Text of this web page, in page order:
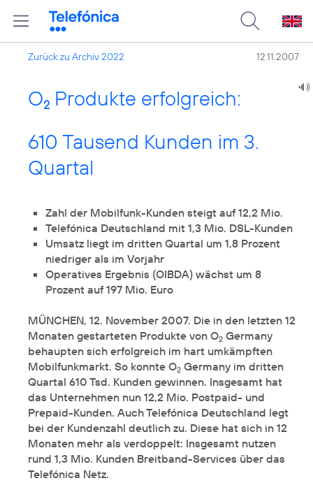
Zurück zu Archiv 2022 12.11.2007
O2 Produkte erfolgreich:
610 Tausend Kunden im 3.
Quartal
Zahl der Mobilfunk-Kunden steigt auf 12,2 Mio.
Telefónica Deutschland mit 1,3 Mio. DSL-Kunden
Umsatz liegt im dritten Quartal um 1,8 Prozent
niedriger als im Vorjahr
Operatives Ergebnis (OIBDA) wächst um 8
Prozent auf 197 Mio. Euro
MÜNCHEN, 12. November 2007. Die in den letzten 12
Monaten gestarteten Produkte von O2 Germany
behaupten sich erfolgreich im hart umkämpften
Mobilfunkmarkt. So konnte O2 Germany im dritten
Quartal 610 Tsd. Kunden gewinnen. Insgesamt hat
das Unternehmen nun 12,2 Mio. Postpaid- und
Prepaid-Kunden. Auch Telefónica Deutschland legt
bei der Kundenzahl deutlich zu. Diese hat sich in 12
Monaten mehr als verdoppelt: Insgesamt nutzen
rund 1,3 Mio. Kunden Breitband-Services über das
Telefónica Netz.